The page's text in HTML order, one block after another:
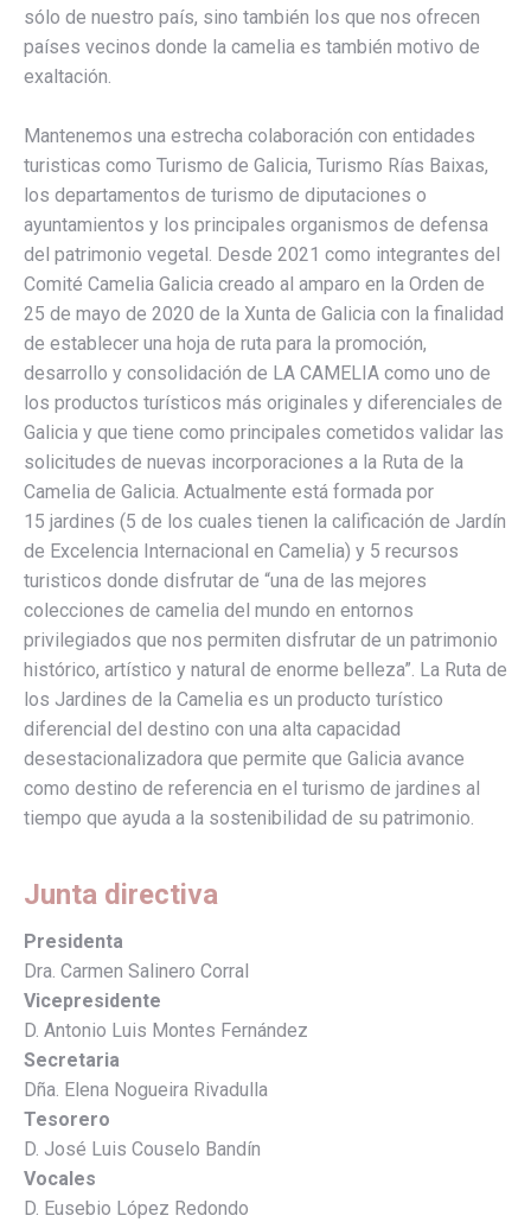
sólo de nuestro país, sino también los que nos ofrecen
países vecinos donde la camelia es también motivo de
exaltación.
Mantenemos una estrecha colaboración con entidades
turisticas como Turismo de Galicia, Turismo Rías Baixas,
los departamentos de turismo de diputaciones o
ayuntamientos y los principales organismos de defensa
del patrimonio vegetal. Desde 2021 como integrantes del
Comité Camelia Galicia creado al amparo en la Orden de
25 de mayo de 2020 de la Xunta de Galicia con la finalidad
de establecer una hoja de ruta para la promoción,
desarrollo y consolidación de LA CAMELIA como uno de
los productos turísticos más originales y diferenciales de
Galicia y que tiene como principales cometidos validar las
solicitudes de nuevas incorporaciones a la Ruta de la
Camelia de Galicia. Actualmente está formada por
15 jardines (5 de los cuales tienen la calificación de Jardín
de Excelencia Internacional en Camelia) y 5 recursos
turisticos donde disfrutar de “una de las mejores
colecciones de camelia del mundo en entornos
privilegiados que nos permiten disfrutar de un patrimonio
histórico, artístico y natural de enorme belleza”. La Ruta de
los Jardines de la Camelia es un producto turístico
diferencial del destino con una alta capacidad
desestacionalizadora que permite que Galicia avance
como destino de referencia en el turismo de jardines al
tiempo que ayuda a la sostenibilidad de su patrimonio.
Junta directiva
Presidenta
Dra. Carmen Salinero Corral
Vicepresidente
D. Antonio Luis Montes Fernández
Secretaria
Dña. Elena Nogueira Rivadulla
Tesorero
D. José Luis Couselo Bandín
Vocales
D. Eusebio López Redondo